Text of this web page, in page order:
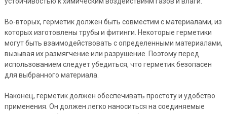
Во-вторых, герметик должен быть совместим с материалами, из
которых изготовлены трубы и фитинги. Некоторые герметики
могут быть взаимодействовать с определенными материалами,
вызывая их размягчение или разрушение. Поэтому перед
использованием следует убедиться, что герметик безопасен
для выбранного материала.
Наконец, герметик должен обеспечивать простоту и удобство
применения. Он должен легко наноситься на соединяемые